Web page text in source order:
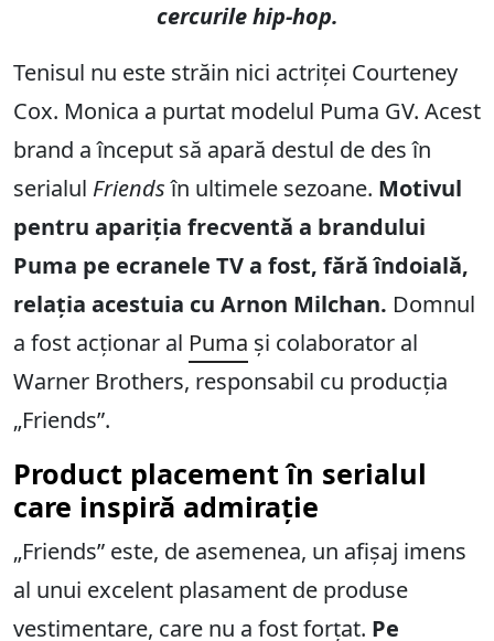
cercurile hip-hop.
Tenisul nu este străin nici actriței Courteney
Cox. Monica a purtat modelul Puma GV. Acest
brand a început să apară destul de des în
serialul Friendsîn ultimele sezoane. Motivul
pentru apariția frecventă a brandului
Puma pe ecranele TV a fost, fără îndoială,
relația acestuia cu Arnon Milchan. Domnul
a fost acționar al Puma și colaborator al
Warner Brothers, responsabil cu producția
„Friends”.
Product placement în serialul
care inspiră admirație
„Friends” este, de asemenea, un afișaj imens
al unui excelent plasament de produse
vestimentare, care nu a fost forțat. Pe